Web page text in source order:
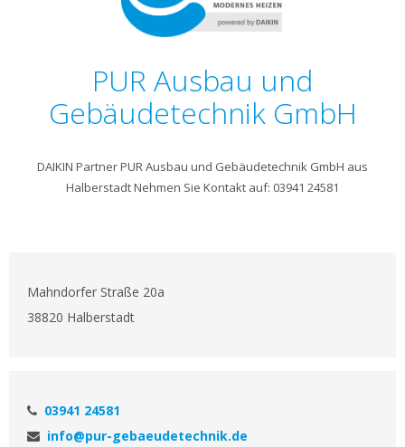
PUR Ausbau und
Gebäudetechnik GmbH
DAIKIN Partner PUR Ausbau und Gebäudetechnik GmbH aus
Halberstadt Nehmen Sie Kontakt auf: 03941 24581
Mahndorfer Straße 20a
38820 Halberstadt
03941 24581
info@pur-gebaeudetechnik.de